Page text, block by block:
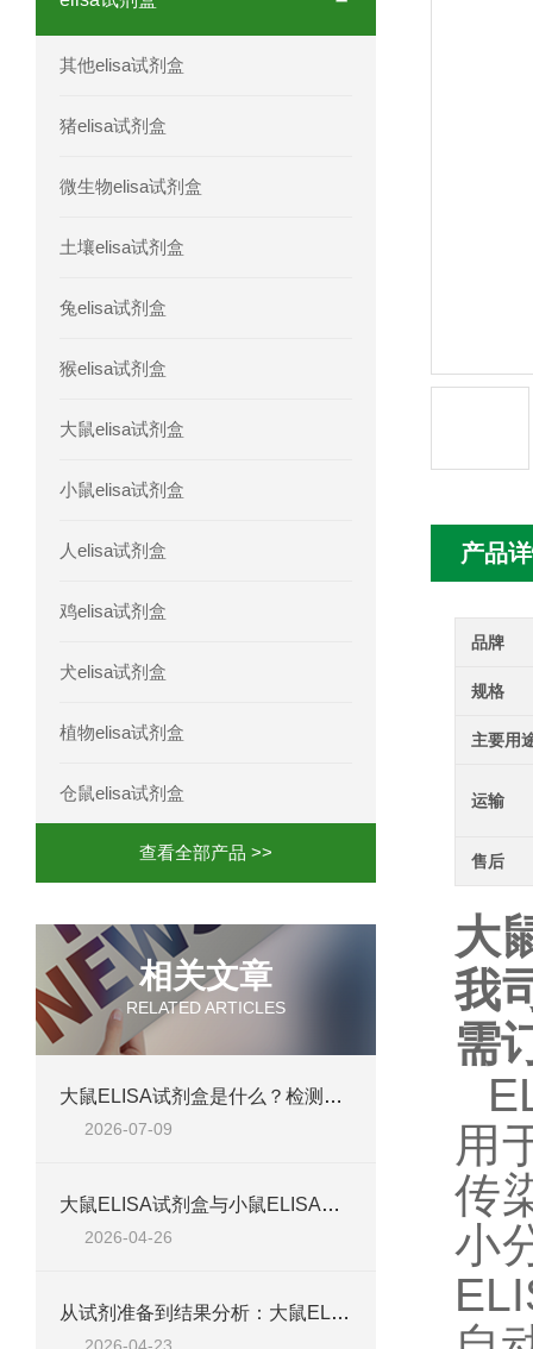
人蓝氏贾第虫(GL)elisa试剂盒厂家直销
其他elisa试剂盒
猪elisa试剂盒
微生物elisa试剂盒
土壤elisa试剂盒
兔elisa试剂盒
猴elisa试剂盒
大鼠elisa试剂盒
小鼠elisa试剂盒
人elisa试剂盒
鸡elisa试剂盒
犬elisa试剂盒
植物elisa试剂盒
仓鼠elisa试剂盒
查看全部产品 >>
相关文章
RELATED ARTICLES
大鼠ELISA试剂盒是什么？检测原理、试剂盒组成与适用样本类型全解析
2026-07-09
大鼠ELISA试剂盒与小鼠ELISA试剂盒对比：检测差异、适用物种及实验场景差异化分析
2026-04-26
从试剂准备到结果分析：大鼠ELISA试剂盒操作技巧、浓度校准及实验高效完成全攻略
2026-04-23
产品
品牌
规格
主要用
运输
售后
大
我
需
用
传
小